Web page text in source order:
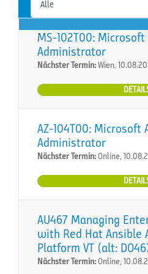
MS-102T00: Microsoft
Administrator
Nächster Termin:Wien,
AZ-104T00: Microsoft
Administrator
Nächster Termin:Online,
AU467 Managing
with Red Hat Ansible
Platform VT (alt:
Nächster Termin:Online,